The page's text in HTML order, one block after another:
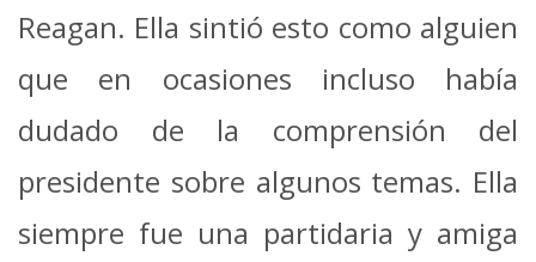
Reagan. Ella sintió esto como alguien
que en ocasiones incluso había
dudado de la comprensión del
presidente sobre algunos temas. Ella
siempre fue una partidaria y amiga